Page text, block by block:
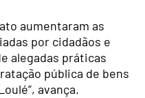
aumentaram as
por cidadãos e
alegadas práticas
pública de bens
avança.